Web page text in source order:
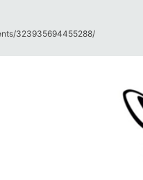
​323935694455288/​